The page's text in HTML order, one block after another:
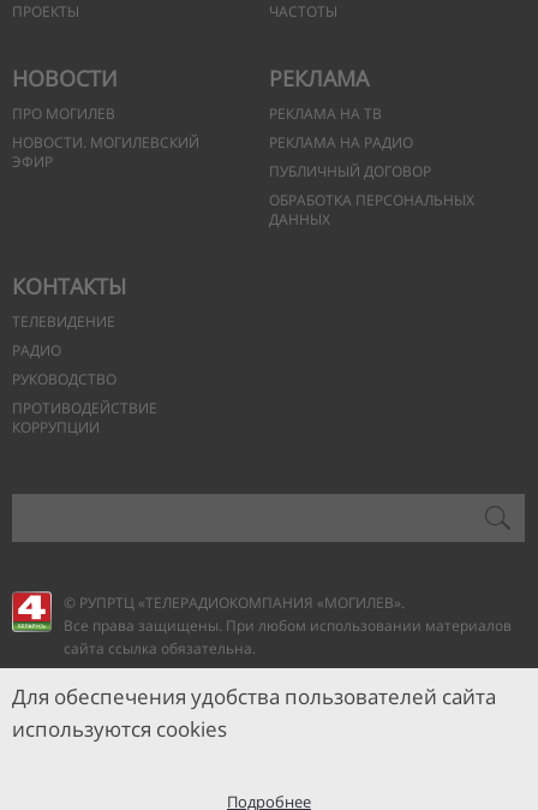
ПРОЕКТЫ
ЧАСТОТЫ
НОВОСТИ
ПРО МОГИЛЕВ
НОВОСТИ. МОГИЛЕВСКИЙ
ЭФИР
РЕКЛАМА
РЕКЛАМА НА ТВ
РЕКЛАМА НА РАДИО
ПУБЛИЧНЫЙ ДОГОВОР
ОБРАБОТКА ПЕРСОНАЛЬНЫХ
ДАННЫХ
КОНТАКТЫ
ТЕЛЕВИДЕНИЕ
РАДИО
РУКОВОДСТВО
ПРОТИВОДЕЙСТВИЕ
КОРРУПЦИИ
© РУПРТЦ «ТЕЛЕРАДИОКОМПАНИЯ «МОГИЛЕВ».
Все права защищены. При любом использовании материалов
сайта ссылка обязательна.
Для обеспечения удобства пользователей сайта
используются cookies
Подробнее